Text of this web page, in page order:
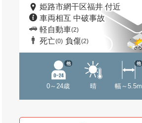
姫路市網干区福井 付近
車両相互 中破事故
軽自動車(2)
死亡(0) 負傷(2)
0～24歳
他
晴 幅～5.5m
他